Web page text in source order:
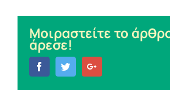
Μοιραστείτε το
άρεσε!
FacebookTwitter